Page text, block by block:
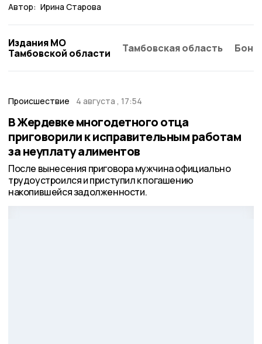
Автор: Ирина Старова
Издания МО
Тамбовской области
Тамбовская область
Происшествие 4 августа , 17:54
В Жердевке многодетного отца
приговорили к исправительным работам
за неуплату алиментов
После вынесения приговора мужчина официально
трудоустроился и приступил к погашению
накопившейся задолженности.